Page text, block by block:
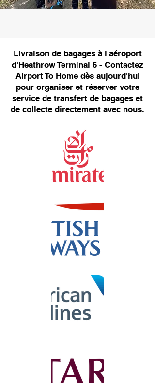
Livraison de bagages à l'aéroport
d'Heathrow Terminal 6 - Contactez
Airport To Home dès aujourd'hui
pour organiser et réserver votre
service de transfert de bagages et
de collecte directement avec nous.